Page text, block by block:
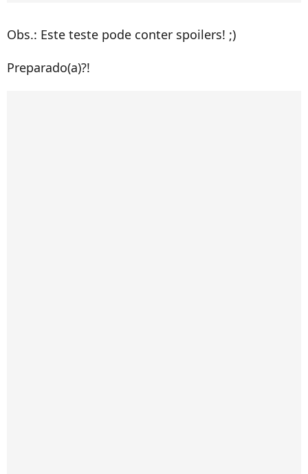
Obs.: Este teste pode conter spoilers! ;)
Preparado(a)?!